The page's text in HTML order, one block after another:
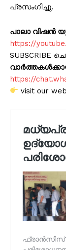
പ്രസംഗിച്ചു.
പാലാ വിഷൻ
https://
SUBSCRIBE
https://
visit our